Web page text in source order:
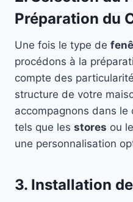
Préparation du
Une fois le type de
procédons à la
compte des
structure de votre
accompagnons dans le
tels que les stores ou
une personnalisation
3. Installation